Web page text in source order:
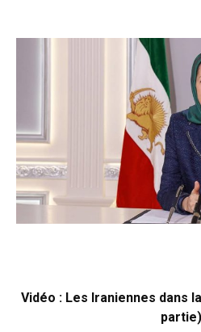
Vidéo : Les Iraniennes dans
partie)